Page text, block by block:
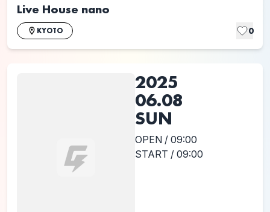
Live House nano
KYOTO 0
2025
06.08
SUN
OPEN / 09:00
START / 09:00